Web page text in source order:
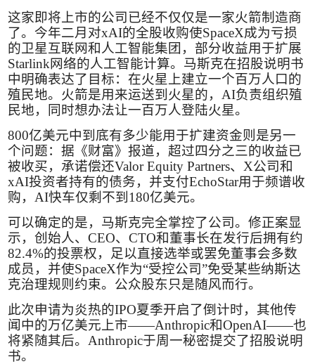
这家即将上市的公司已经不仅仅是一家火箭制造商
了。今年二月对xAI的全股收购使SpaceX成为亏损
的卫星互联网和人工智能集团，部分收益用于扩展
Starlink网络的人工智能计算。马斯克在招股说明书
中明确表达了目标：在火星上建立一个百万人口的
殖民地。火箭是用来运送到火星的， AI负责组织殖
民地，同时想办法让一百万人登陆火星。
800亿美元中到底有多少能用于扩建资金则是另一
个问题：据《财富》报道，超过四分之三的收益已
被收买，承诺偿还Valor Equity Partners、 X公司和
xAI投资者持有的债务，并支付EchoStar用于频谱收
购， AI快车仅剩不到 180亿美元。
可以确定的是，马斯克完全掌控了公司。修正案显
示，创始人、 CEO、 CTO和董事长在发行后拥有约
82.4%的投票权，足以直接选举或罢免董事会多数
成员，并使SpaceX作为“受控公司”免受某些纳斯达
克治理规则约束。公众股东只是随风而行。
此次申请为炎热的IPO夏季开启了倒计时，其他传
闻中的万亿美元上市——Anthropic和OpenAI——也
将紧随其后。 Anthropic于周一秘密提交了招股说明
书。